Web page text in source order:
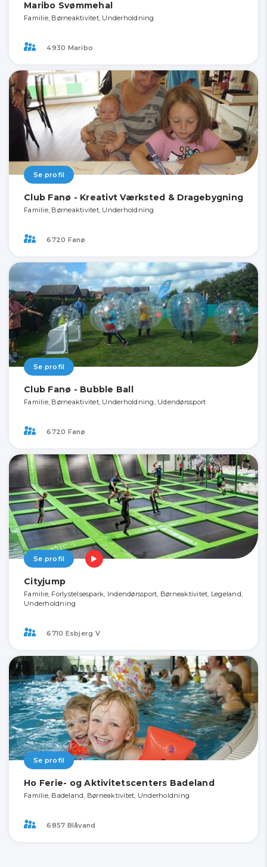
Maribo Svømmehal
Familie, Børneaktivitet, Underholdning
4930 Maribo
Se profil
Club Fanø - Kreativt Værksted & Dragebygning
Familie, Børneaktivitet, Underholdning
6720 Fanø
Se profil
Club Fanø - Bubble Ball
Familie, Børneaktivitet, Underholdning, Udendørssport
6720 Fanø
Se profil
Cityjump
Familie, Forlystelsespark, Indendørssport, Børneaktivitet, Legeland,
Underholdning
6710 Esbjerg V
Se profil
Ho Ferie- og Aktivitetscenters Badeland
Familie, Badeland, Børneaktivitet, Underholdning
6857 Blåvand